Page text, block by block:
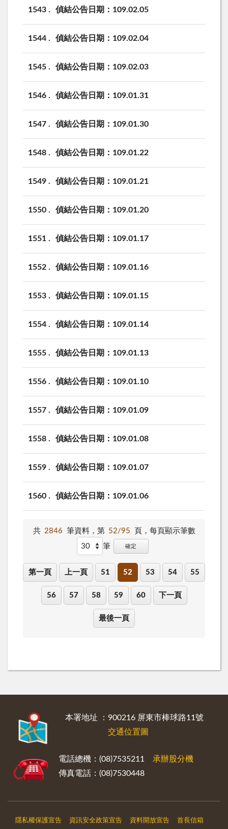
1543 偵結公告日期：109.02.05
1544 偵結公告日期：109.02.04
1545 偵結公告日期：109.02.03
1546 偵結公告日期：109.01.31
1547 偵結公告日期：109.01.30
1548 偵結公告日期：109.01.22
1549 偵結公告日期：109.01.21
1550 偵結公告日期：109.01.20
1551 偵結公告日期：109.01.17
1552 偵結公告日期：109.01.16
1553 偵結公告日期：109.01.15
1554 偵結公告日期：109.01.14
1555 偵結公告日期：109.01.13
1556 偵結公告日期：109.01.10
1557 偵結公告日期：109.01.09
1558 偵結公告日期：109.01.08
1559 偵結公告日期：109.01.07
1560 偵結公告日期：109.01.06
共 2846 筆資料，第 52/95 頁， 每頁顯示筆數
筆
確定
第一頁 上一頁 51 52 53 54 55
56 57 58 59 60 下一頁
最後一頁
本署地址 ：900216 屏東市棒球路11號
交通位置圖
電話總機：(08)7535211 承辦股分機
傳真電話：(08)7530448
隱私權保護宣告 資訊安全政策宣告 資料開放宣告 首長信箱